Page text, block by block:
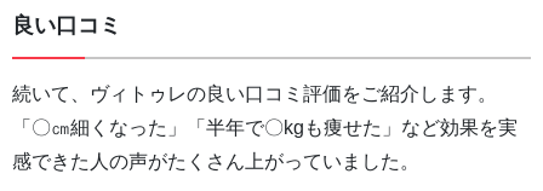
良い口コミ
続いて、ヴィトゥレの良い口コミ評価をご紹介します。
「〇㎝細くなった」「半年で〇kgも痩せた」など効果を実
感できた人の声がたくさん上がっていました。